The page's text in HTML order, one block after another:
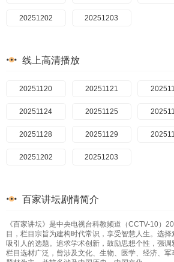
20260223 20260224
20260303
20260307 20260308
20260311 20260312
20260315 20260316
20260319 20260320
20260330 20260331
20260403 20260405
20260408 20260409
20260123 20260124
20260131
20260204 20260205
20260208 20260209
20260212 20260213
20260216 20260217
20260224 20260225
20260228 20260301
20260304 20260305
20251202 20251203
线上高清播放
20251120 20251121
20251124 20251125
20251128 20251129
20251202 20251203
百家讲坛剧情简介
《百家讲坛》是中央电视台科教频道（CCTV-10）
目，栏目宗旨为建构时代常识，享受智慧人生。选
吸引人的选题。追求学术创新，鼓励思想个性，强调
栏目选材广泛，曾涉及文化、生物、医学、经济、